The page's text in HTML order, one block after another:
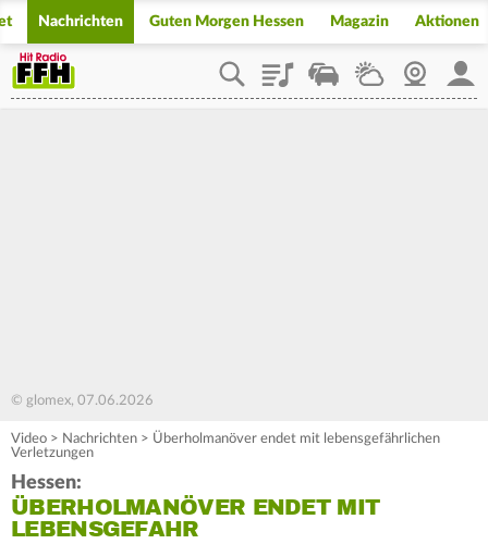
Nachrichten Guten Morgen Hessen Magazin Aktionen
PlaylistStaupilotWetterWebcam
© glomex, 07.06.2026
Video > Nachrichten > Überholmanöver endet mit lebensgefährlichen
Verletzungen
Hessen:
ÜBERHOLMANÖVER ENDET MIT
LEBENSGEFAHR